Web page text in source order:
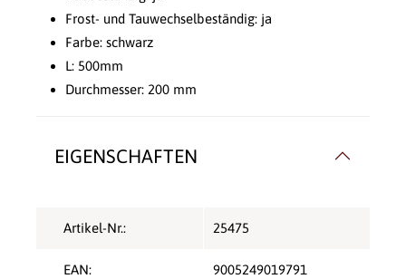
Frost- und Tauwechselbeständig: ja
Farbe: schwarz
L: 500mm
Durchmesser: 200 mm
EIGENSCHAFTEN
Artikel-Nr.: 25475
EAN: 9005249019791